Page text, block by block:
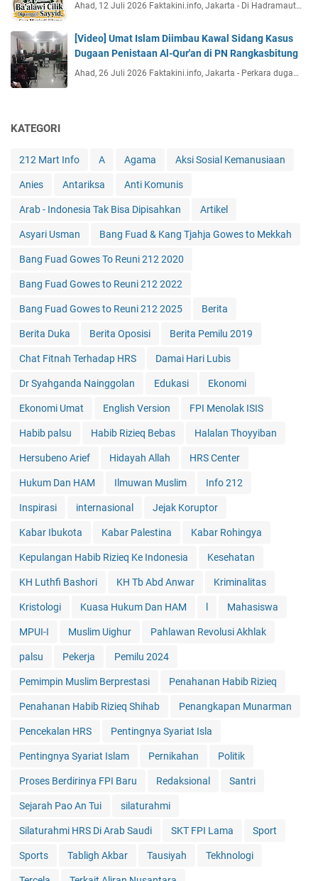
Ahad, 12 Juli 2026 Faktakini.info, Jakarta - Di Hadramaut…
[Video] Umat Islam Diimbau Kawal Sidang Kasus
Dugaan Penistaan Al-Qur'an di PN Rangkasbitung
Ahad, 26 Juli 2026 Faktakini.info, Jakarta - Perkara duga…
KATEGORI
212 Mart Info A Agama Aksi Sosial Kemanusiaan
Anies Antariksa Anti Komunis
Arab - Indonesia Tak Bisa Dipisahkan Artikel
Asyari Usman Bang Fuad & Kang Tjahja Gowes to Mekkah
Bang Fuad Gowes To Reuni 212 2020
Bang Fuad Gowes to Reuni 212 2022
Bang Fuad Gowes to Reuni 212 2025 Berita
Berita Duka Berita Oposisi Berita Pemilu 2019
Chat Fitnah Terhadap HRS Damai Hari Lubis
Dr Syahganda Nainggolan Edukasi Ekonomi
Ekonomi Umat English Version FPI Menolak ISIS
Habib palsu Habib Rizieq Bebas Halalan Thoyyiban
Hersubeno Arief Hidayah Allah HRS Center
Hukum Dan HAM Ilmuwan Muslim Info 212
Inspirasi internasional Jejak Koruptor
Kabar Ibukota Kabar Palestina Kabar Rohingya
Kepulangan Habib Rizieq Ke Indonesia Kesehatan
KH Luthfi Bashori KH Tb Abd Anwar Kriminalitas
Kristologi Kuasa Hukum Dan HAM Mahasiswa
MPUI-I Muslim Uighur Pahlawan Revolusi Akhlak
palsu Pekerja Pemilu 2024
Pemimpin Muslim Berprestasi Penahanan Habib Rizieq
Penahanan Habib Rizieq Shihab Penangkapan Munarman
Pencekalan HRS Pentingnya Syariat Isla
Pentingnya Syariat Islam Pernikahan Politik
Proses Berdirinya FPI Baru Redaksional Santri
Sejarah Pao An Tui silaturahmi
Silaturahmi HRS Di Arab Saudi SKT FPI Lama Sport
Sports Tabligh Akbar Tausiyah Tekhnologi